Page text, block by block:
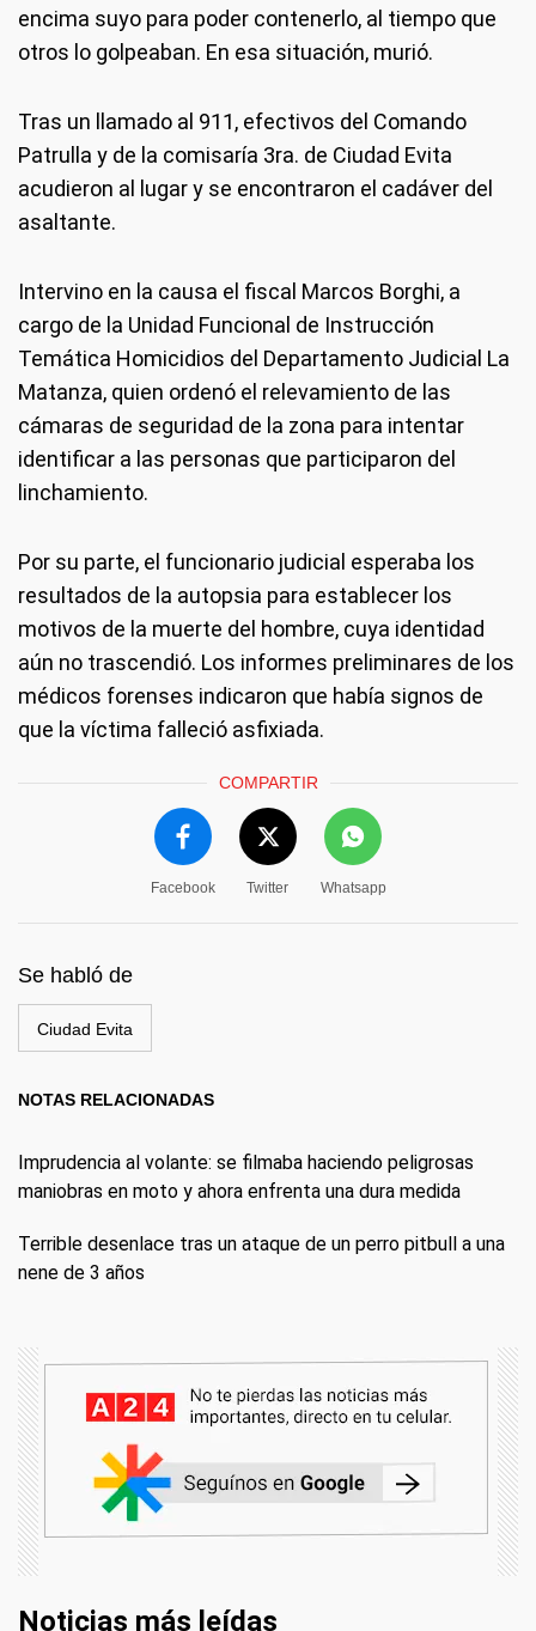
encima suyo para poder contenerlo, al tiempo que
otros lo golpeaban. En esa situación, murió.
Tras un llamado al 911, efectivos del Comando
Patrulla y de la comisaría 3ra. de Ciudad Evita
acudieron al lugar y se encontraron el cadáver del
asaltante.
Intervino en la causa el fiscal Marcos Borghi, a
cargo de la Unidad Funcional de Instrucción
Temática Homicidios del Departamento Judicial La
Matanza, quien ordenó el relevamiento de las
cámaras de seguridad de la zona para intentar
identificar a las personas que participaron del
linchamiento.
Por su parte, el funcionario judicial esperaba los
resultados de la autopsia para establecer los
motivos de la muerte del hombre, cuya identidad
aún no trascendió. Los informes preliminares de los
médicos forenses indicaron que había signos de
que la víctima falleció asfixiada.
COMPARTIR
Facebook Twitter Whatsapp
Se habló de
Ciudad Evita
NOTAS RELACIONADAS
Imprudencia al volante: se filmaba haciendo peligrosas
maniobras en moto y ahora enfrenta una dura medida
Terrible desenlace tras un ataque de un perro pitbull a una
nene de 3 años
Noticias más leídas